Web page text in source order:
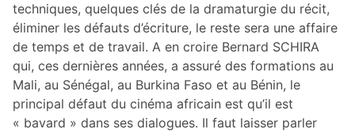
techniques, quelques clés de la dramaturgie du récit,
éliminer les défauts d’écriture, le reste sera une affaire
de temps et de travail. A en croire Bernard SCHIRA
qui, ces dernières années, a assuré des formations au
Mali, au Sénégal, au Burkina Faso et au Bénin, le
principal défaut du cinéma africain est qu’il est
« bavard » dans ses dialogues. Il faut laisser parler